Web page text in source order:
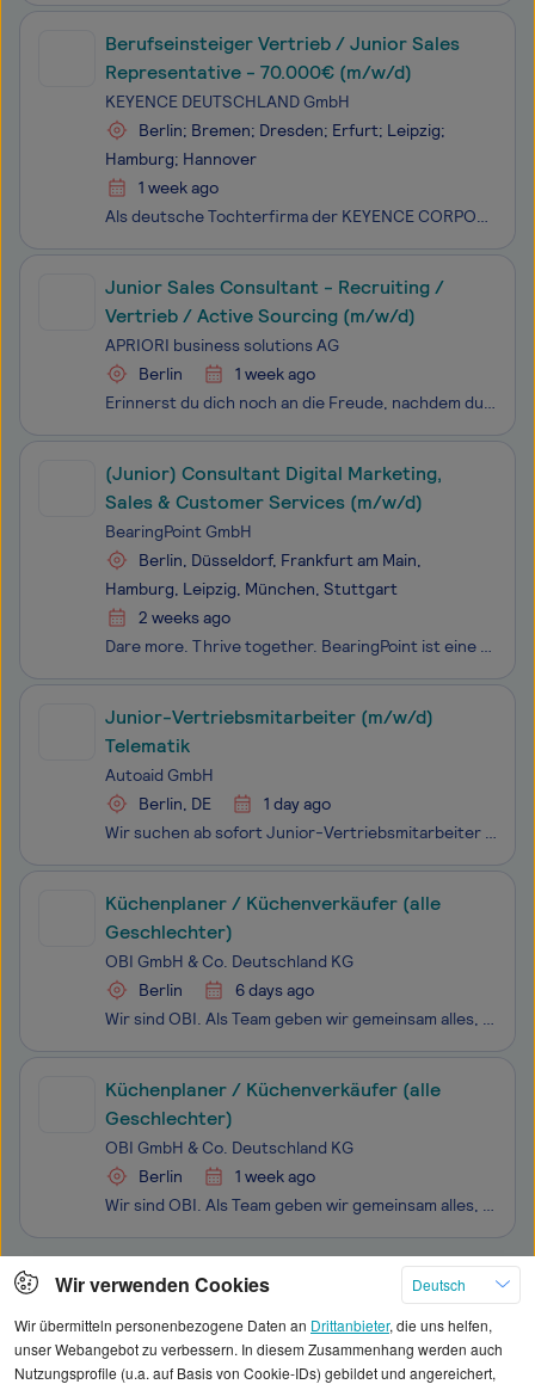
Berufseinsteiger Vertrieb / Junior Sales
Representative - 70.000€ (m/w/d)
KEYENCE DEUTSCHLAND GmbH
Berlin; Bremen; Dresden; Erfurt; Leipzig;
Hamburg; Hannover
1 week ago
Als deutsche Tochterfirma der KEYENCE CORPORATION, einem der „World’s Most Innovative Companies“ (Forbes), bieten wir innovative Produkte im Bereich Industrie 4.0 und Digitalisierung wie Mikroskop-Systeme, industrielle Mess- und Automatisierungstechnik sowie 3D-Drucker an.Berufseinsteiger Vertrieb /
Junior Sales Consultant - Recruiting /
Vertrieb / Active Sourcing (m/w/d)
APRIORI business solutions AG
Berlin
1 week ago
Erinnerst du dich noch an die Freude, nachdem du dein Ziel erreicht hast? Dieses Gefühl kannst du bei uns jeden Tag erleben! Unser Fokus liegt auf der Vermittlung von hochqualifizierten Fach- und Führungskräften sowohl in Festanstellung als auch auf freiberuflicher Basis. Jeder Personalberater ist a
(Junior) Consultant Digital Marketing,
Sales & Customer Services (m/w/d)
BearingPoint GmbH
Berlin, Düsseldorf, Frankfurt am Main,
Hamburg, Leipzig, München, Stuttgart
2 weeks ago
Dare more. Thrive together. BearingPoint ist eine unabhängige Management- und Technologieberatung mit europäischen Wurzeln und globaler Reichweite. Gemeinsam mit unseren Kunden gehen wir mutig neue Wege und führen sie zuverlässig ans Ziel – mit exzellenter Beratung, technischer Expertise und ec
Junior-Vertriebsmitarbeiter (m/w/d)
Telematik
Autoaid GmbH
Berlin, DE
1 day ago
Wir suchen ab sofort Junior-Vertriebsmitarbeiter (m/w/d) Telematik Du begeisterst dich für Autos und bist kommunikationsstark? Dann bist du bei uns genau richtig: Werde Teil unseres Vertriebsteams und unterstütze uns bei der Neukundengewinnung! autoaid ist das führende Unternehmen für das Connected
Küchenplaner / Küchenverkäufer (alle
Geschlechter)
OBI GmbH & Co. Deutschland KG
Berlin
6 days ago
Wir sind OBI. Als Team geben wir gemeinsam alles, um die kleinen und großen Projekte unserer Kund:innen zu ermöglichen. Viele kluge Köpfe stehen dabei zusammen und erleben den ALLES MACHBAR Spirit. Sei auch du dabei!
Küchenplaner / Küchenverkäufer (alle
Geschlechter)
OBI GmbH & Co. Deutschland KG
Berlin
1 week ago
Wir sind OBI. Als Team geben wir gemeinsam alles, um die kleinen und großen Projekte unserer Kund:innen zu ermöglichen. Viele kluge Köpfe stehen dabei zusammen und erleben den ALLES MACHBAR Spirit. Sei auch du dabei!
Klicken Sie hier, um weitere Angebote anzuzeigen
Wir verwenden Cookies
Deutsch
Wir übermitteln personenbezogene Daten an Drittanbieter, die uns helfen,
unser Webangebot zu verbessern. In diesem Zusammenhang werden auch
Nutzungsprofile (u.a. auf Basis von Cookie-IDs) gebildet und angereichert,